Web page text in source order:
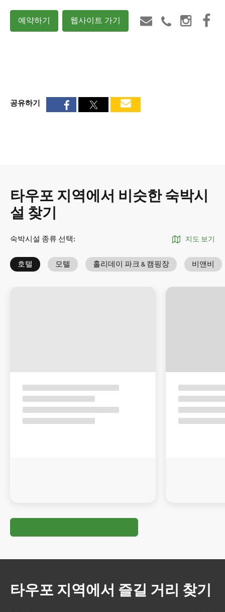
예약하기 웹사이트 가기
공유하기
타우포 지역에서 비슷한 숙박시
설 찾기
숙박시설 종류 선택: 지도 보기
호텔 모텔 홀리데이 파크 & 캠핑장 비앤비
타우포 지역에서 즐길 거리 찾기